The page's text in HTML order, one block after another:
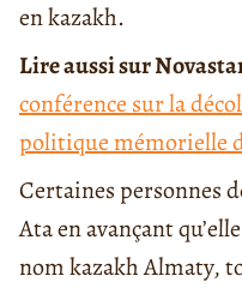
en kazakh.
Lire aussi sur
conférence sur la
politique mémorielle
Certaines personnes
Ata en avançant
nom kazakh Almaty,